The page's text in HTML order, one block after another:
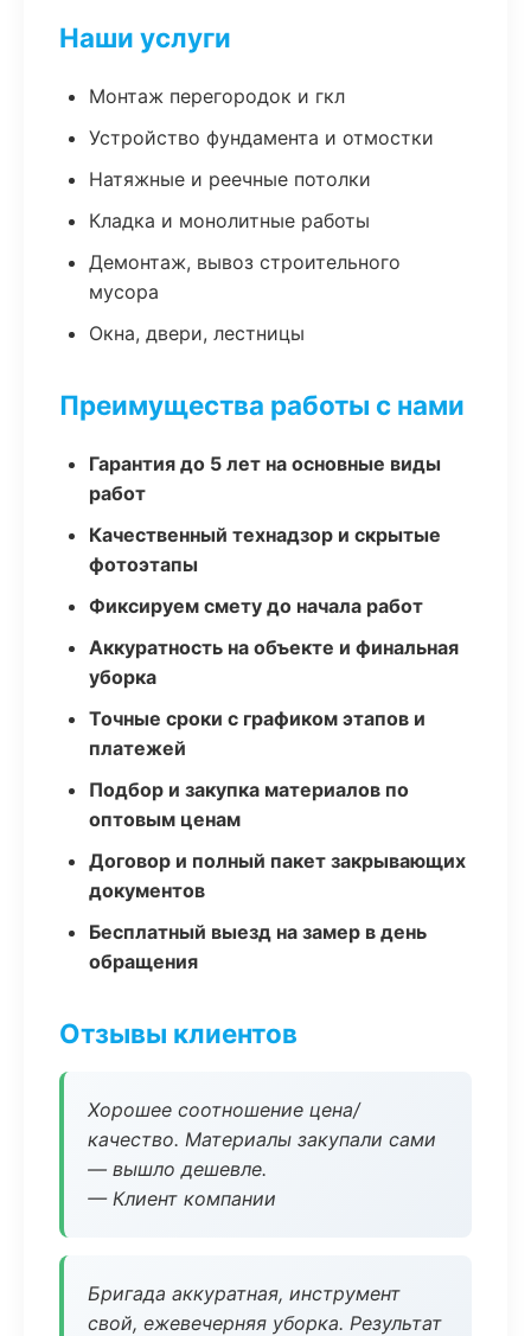
Наши услуги
Монтаж перегородок и гкл
Устройство фундамента и отмостки
Натяжные и реечные потолки
Кладка и монолитные работы
Демонтаж, вывоз строительного
мусора
Окна, двери, лестницы
Преимущества работы с нами
Гарантия до 5 лет на основные виды
работ
Качественный технадзор и скрытые
фотоэтапы
Фиксируем смету до начала работ
Аккуратность на объекте и финальная
уборка
Точные сроки с графиком этапов и
платежей
Подбор и закупка материалов по
оптовым ценам
Договор и полный пакет закрывающих
документов
Бесплатный выезд на замер в день
обращения
Отзывы клиентов
Хорошее соотношение цена/
качество. Материалы закупали сами
— вышло дешевле.
— Клиент компании
Бригада аккуратная, инструмент
свой, ежевечерняя уборка. Результат